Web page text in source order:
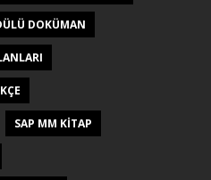
DOKÜMAN
SAP MM KITAP